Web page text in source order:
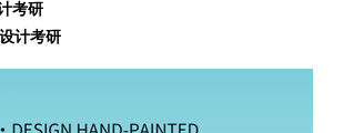
考研
计考研